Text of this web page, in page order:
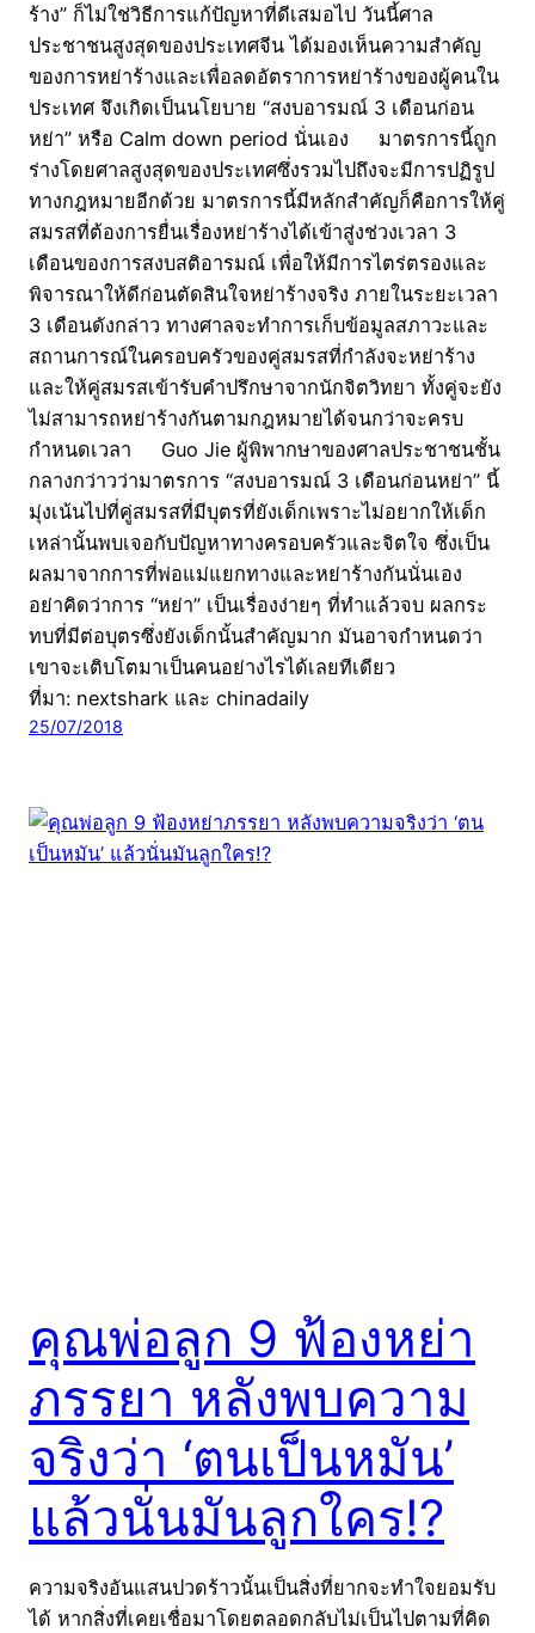
ร้าง” ก็ไม่ใช่วิธีการแก้ปัญหาที่ดีเสมอไป วันนี้ศาล
ประชาชนสูงสุดของประเทศจีน ได้มองเห็นความสำคัญ
ของการหย่าร้างและเพื่อลดอัตราการหย่าร้างของผู้คนใน
ประเทศ จึงเกิดเป็นนโยบาย “สงบอารมณ์ 3 เดือนก่อน
หย่า” หรือ Calm down period นั่นเอง มาตรการนี้ถูก
ร่างโดยศาลสูงสุดของประเทศซึ่งรวมไปถึงจะมีการปฏิรูป
ทางกฎหมายอีกด้วย มาตรการนี้มีหลักสำคัญก็คือการให้คู่
สมรสที่ต้องการยื่นเรื่องหย่าร้างได้เข้าสู่งช่วงเวลา 3
เดือนของการสงบสติอารมณ์ เพื่อให้มีการไตร่ตรองและ
พิจารณาให้ดีก่อนตัดสินใจหย่าร้างจริง ภายในระยะเวลา
3 เดือนดังกล่าว ทางศาลจะทำการเก็บข้อมูลสภาวะและ
สถานการณ์ในครอบครัวของคู่สมรสที่กำลังจะหย่าร้าง
และให้คู่สมรสเข้ารับคำปรึกษาจากนักจิตวิทยา ทั้งคู่จะยัง
ไม่สามารถหย่าร้างกันตามกฎหมายได้จนกว่าจะครบ
กำหนดเวลา Guo Jie ผู้พิพากษาของศาลประชาชนชั้น
กลางกว่าวว่ามาตรการ “สงบอารมณ์ 3 เดือนก่อนหย่า” นี้
มุ่งเน้นไปที่คู่สมรสที่มีบุตรที่ยังเด็กเพราะไม่อยากให้เด็ก
เหล่านั้นพบเจอกับปัญหาทางครอบครัวและจิตใจ ซึ่งเป็น
ผลมาจากการที่พ่อแม่แยกทางและหย่าร้างกันนั่นเอง
อย่าคิดว่าการ “หย่า” เป็นเรื่องง่ายๆ ที่ทำแล้วจบ ผลกระ
ทบที่มีต่อบุตรซึ่งยังเด็กนั้นสำคัญมาก มันอาจกำหนดว่า
เขาจะเติบโตมาเป็นคนอย่างไรได้เลยทีเดียว
ที่มา: nextshark และ chinadaily
25/07/2018
คุณพ่อลูก 9 ฟ้องหย่า
ภรรยา หลังพบความ
จริงว่า ‘ตนเป็นหมัน’
แล้วนั่นมันลูกใคร!?
ความจริงอันแสนปวดร้าวนั้นเป็นสิ่งที่ยากจะทำใจยอมรับ
ได้ หากสิ่งที่เคยเชื่อมาโดยตลอดกลับไม่เป็นไปตามที่คิด